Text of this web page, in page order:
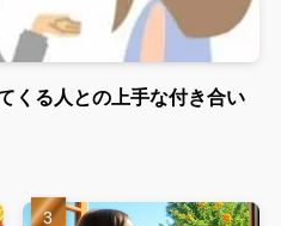
くる人との上手な付き合い